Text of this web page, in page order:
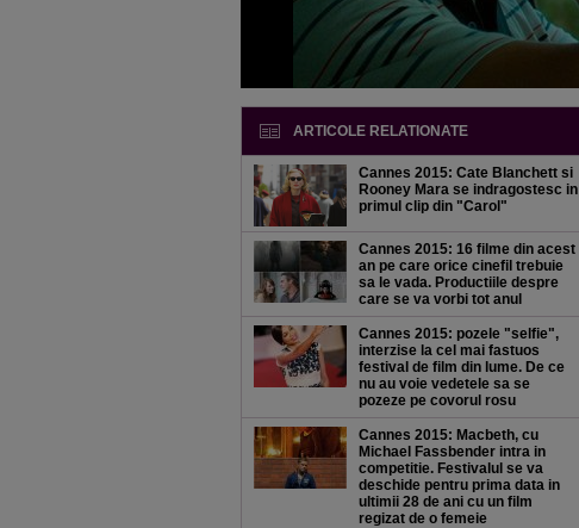
ARTICOLE RELATIONATE
Cannes 2015: Cate Blanchett si
Rooney Mara se indragostesc in
primul clip din "Carol"
Cannes 2015: 16 filme din acest
an pe care orice cinefil trebuie
sa le vada. Productiile despre
care se va vorbi tot anul
Cannes 2015: pozele "selfie",
interzise la cel mai fastuos
festival de film din lume. De ce
nu au voie vedetele sa se
pozeze pe covorul rosu
Cannes 2015: Macbeth, cu
Michael Fassbender intra in
competitie. Festivalul se va
deschide pentru prima data in
ultimii 28 de ani cu un film
regizat de o femeie